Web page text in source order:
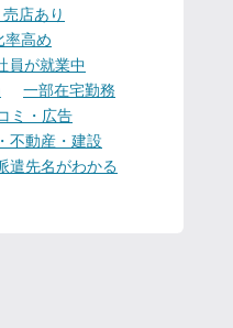
店あり
率高め
員が就業中
一部在宅勤務
ミ・広告
不動産・建設
遣先名がわかる